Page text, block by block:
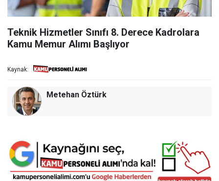
Teknik Hizmetler Sınıfı 8. Derece Kadrolara
Kamu Memur Alımı Başlıyor
Kaynak:
Metehan Öztürk